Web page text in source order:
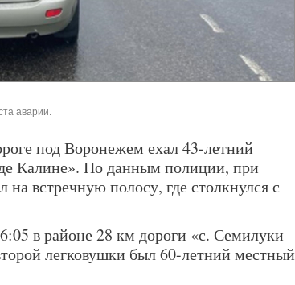
аварии.
под Воронежем ехал 43-летний
Калине». По данным полиции, при
на встречную полосу, где столкнулся с
в районе 28 км дороги «с. Семилуки
легковушки был 60-летний местный